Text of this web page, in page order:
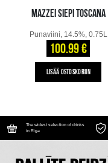
MAZZEI SIEPI TOSCANA
Punaviini, 14.5%, 0.75L
100.99 €
LISÄÄ OSTOSKORIIN
The widest selection of drinks
in Riga